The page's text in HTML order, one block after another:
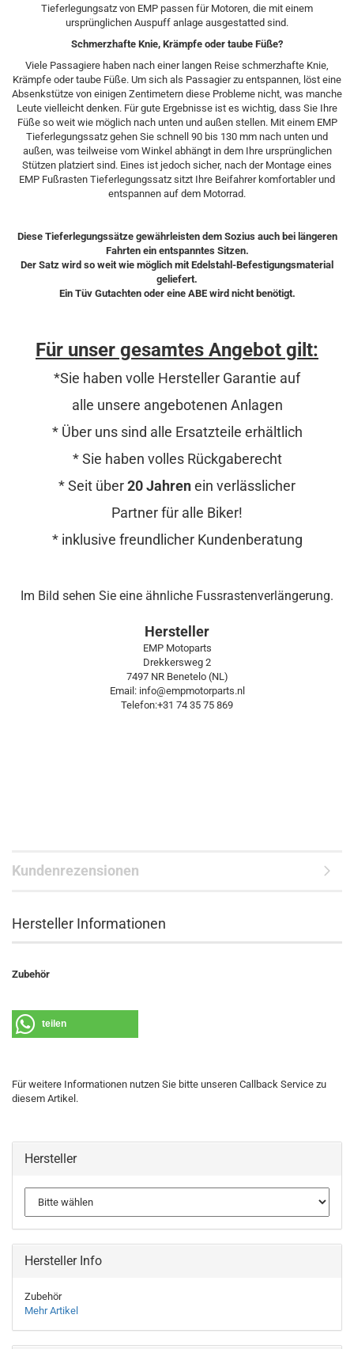
Tieferlegungsatz von EMP passen für Motoren, die mit einem
ursprünglichen Auspuff anlage ausgestatted sind.
Schmerzhafte Knie, Krämpfe oder taube Füße?
Viele Passagiere haben nach einer langen Reise schmerzhafte Knie,
Krämpfe oder taube Füße. Um sich als Passagier zu entspannen, löst eine
Absenkstütze von einigen Zentimetern diese Probleme nicht, was manche
Leute vielleicht denken. Für gute Ergebnisse ist es wichtig, dass Sie Ihre
Füße so weit wie möglich nach unten und außen stellen. Mit einem EMP
Tieferlegungssatz gehen Sie schnell 90 bis 130 mm nach unten und
außen, was teilweise vom Winkel abhängt in dem Ihre ursprünglichen
Stützen platziert sind. Eines ist jedoch sicher, nach der Montage eines
EMP Fußrasten Tieferlegungssatz sitzt Ihre Beifahrer komfortabler und
entspannen auf dem Motorrad.​
Diese Tieferlegungssätze gewährleisten dem Sozius auch bei längeren
Fahrten ein entspanntes Sitzen.
Der Satz wird so weit wie möglich mit Edelstahl-Befestigungsmaterial
geliefert.
Ein Tüv Gutachten oder eine ABE wird nicht benötigt.
Für unser gesamtes Angebot gilt:
*Sie haben volle Hersteller Garantie auf
alle unsere angebotenen Anlagen
* Über uns sind alle Ersatzteile erhältlich
* Sie haben volles Rückgaberecht
* Seit über20 Jahrenein verlässlicher
Partner für alle Biker!
* inklusive freundlicher Kundenberatung
Im Bild sehen Sie eine ähnliche Fussrastenverlängerung.
Hersteller
EMP Motoparts
Drekkersweg 2
7497 NR Benetelo (NL)
Email: info@empmotorparts.nl
Telefon:+31 74 35 75 869
Kundenrezensionen
Hersteller Informationen
Zubehör
teilen
Für weitere Informationen nutzen Sie bitte unseren Callback Service zu
diesem Artikel.
Hersteller
Hersteller Info
Zubehör
Mehr Artikel